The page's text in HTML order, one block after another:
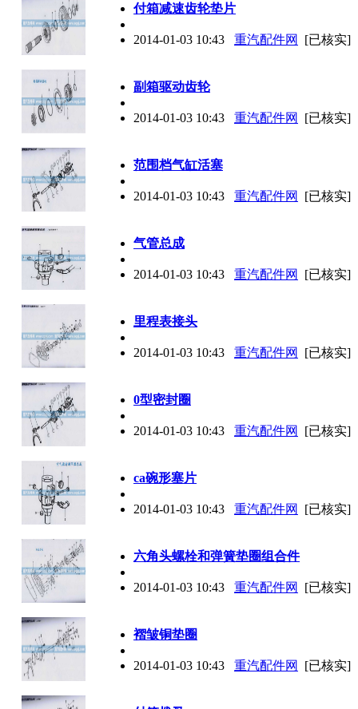
付箱减速齿轮垫片
2014-01-03 10:43 重汽配件网 [已核实]
副箱驱动齿轮
2014-01-03 10:43 重汽配件网 [已核实]
范围档气缸活塞
2014-01-03 10:43 重汽配件网 [已核实]
气管总成
2014-01-03 10:43 重汽配件网 [已核实]
里程表接头
2014-01-03 10:43 重汽配件网 [已核实]
0型密封圈
2014-01-03 10:43 重汽配件网 [已核实]
ca碗形塞片
2014-01-03 10:43 重汽配件网 [已核实]
六角头螺栓和弹簧垫圈组合件
2014-01-03 10:43 重汽配件网 [已核实]
褶皱铜垫圈
2014-01-03 10:43 重汽配件网 [已核实]